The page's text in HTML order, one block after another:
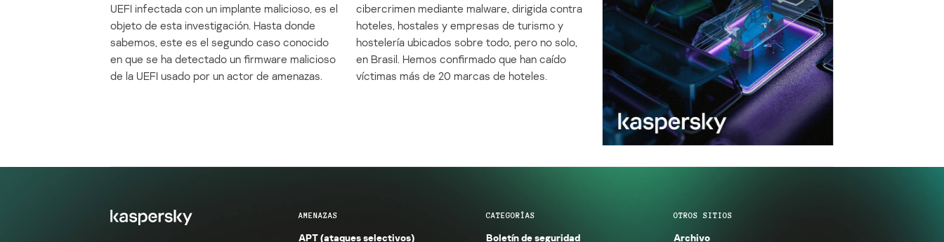
UEFI infectada con un implante malicioso, es el
objeto de esta investigación. Hasta donde
sabemos, este es el segundo caso conocido
en que se ha detectado un firmware malicioso
de la UEFI usado por un actor de amenazas.
cibercrimen mediante malware, dirigida contra
hoteles, hostales y empresas de turismo y
hostelería ubicados sobre todo, pero no solo,
en Brasil. Hemos confirmado que han caído
víctimas más de 20 marcas de hoteles.
AMENAZAS
APT (ataques selectivos)
CATEGORÍAS
Boletín de seguridad
OTROS SITIOS
Archivo